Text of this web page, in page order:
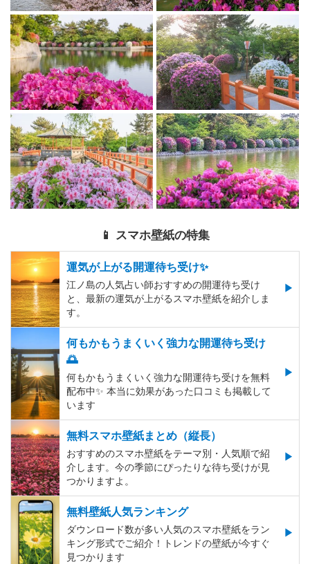
📱 スマホ壁紙の特集
運気が上がる開運待ち受け✨
江ノ島の人気占い師おすすめの開運待ち受け
と、最新の運気が上がるスマホ壁紙を紹介しま
す。
何もかもうまくいく強力な開運待ち受け
🌅
何もかもうまくいく強力な開運待ち受けを無料
配布中✨️ 本当に効果があった口コミも掲載して
います
無料スマホ壁紙まとめ（縦長）
おすすめのスマホ壁紙をテーマ別・人気順で紹
介します。今の季節にぴったりな待ち受けが見
つかりますよ。
無料壁紙人気ランキング
ダウンロード数が多い人気のスマホ壁紙をラン
キング形式でご紹介！トレンドの壁紙が今すぐ
見つかります